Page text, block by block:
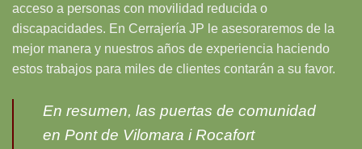
acceso a personas con movilidad reducida o
discapacidades. En Cerrajería JP le asesoraremos de la
mejor manera y nuestros años de experiencia haciendo
estos trabajos para miles de clientes contarán a su favor.
En resumen, las puertas de comunidad
en Pont de Vilomara i Rocafort